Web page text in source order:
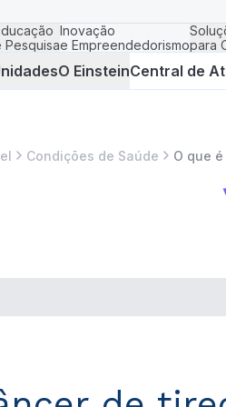
Pesquisa
Inovação
e Empreendedorismopara
O EinsteinCentral de
Condições de Saúde O que